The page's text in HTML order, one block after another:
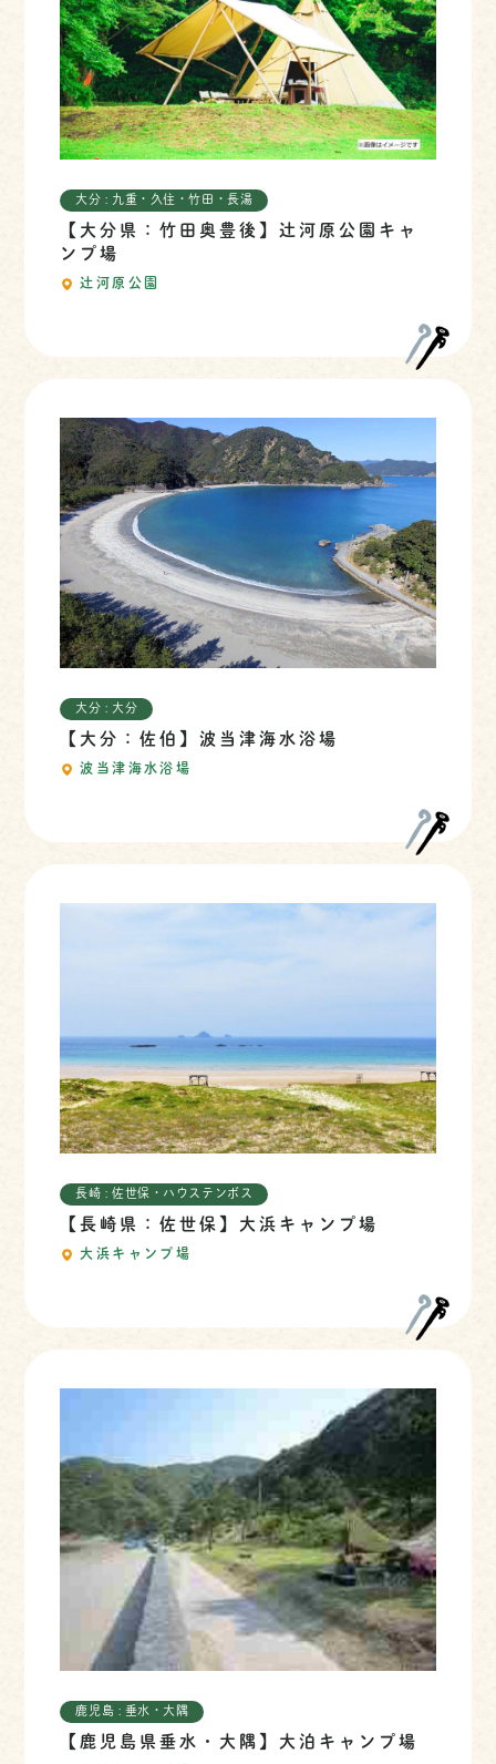
大分 : 九重・久住・竹田・長湯
【大分県：竹田奥豊後】辻河原公園キャ
ンプ場
辻河原公園
大分 : 大分
【大分：佐伯】波当津海水浴場
波当津海水浴場
長崎 : 佐世保・ハウステンボス
【長崎県：佐世保】大浜キャンプ場
大浜キャンプ場
鹿児島 : 垂水・大隅
【鹿児島県垂水・大隅】大泊キャンプ場